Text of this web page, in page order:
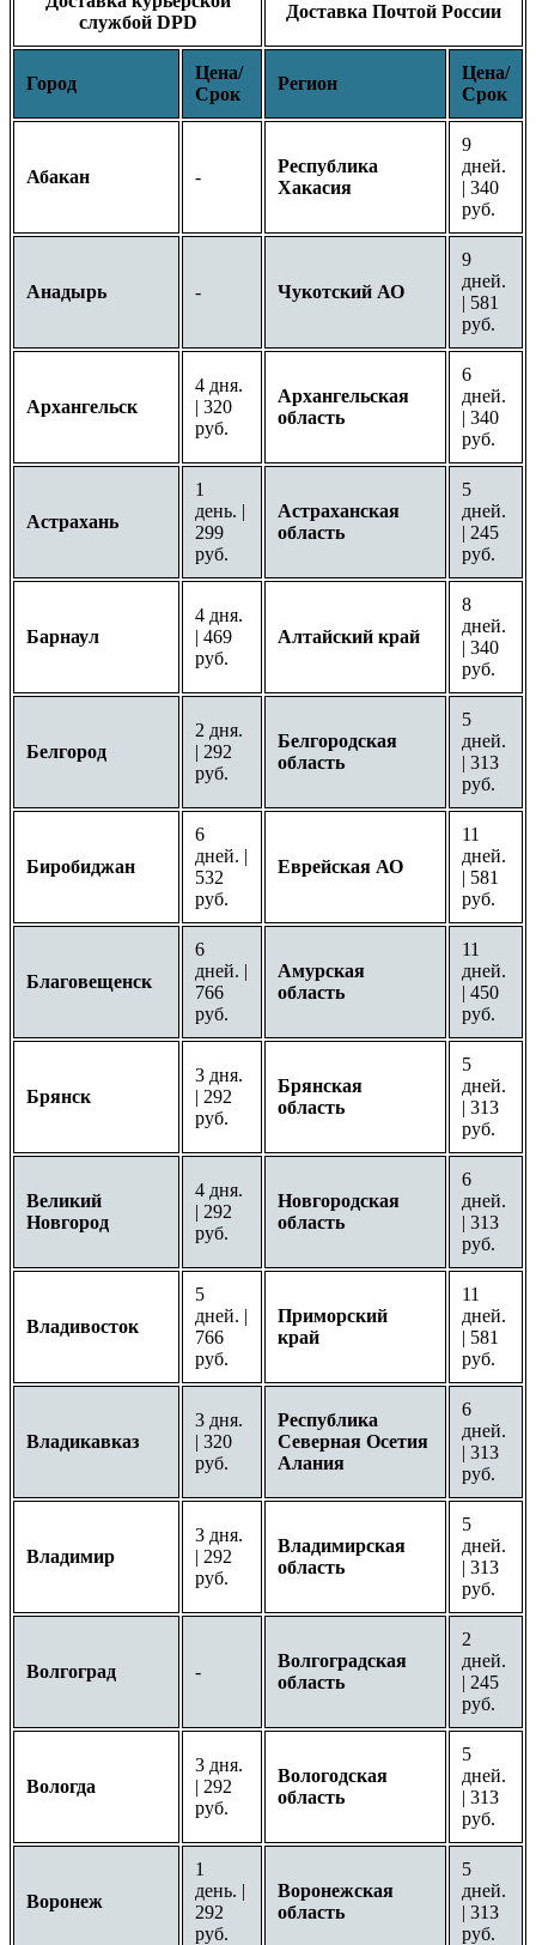
службой DPD
Доставка Почтой России
Город
Цена/
Срок
Регион
Цена/
Срок
Абакан -
Республика
Хакасия
9
дней.
| 340
руб.
Анадырь - Чукотский АО
9
дней.
| 581
руб.
Архангельск
4 дня.
| 320
руб.
Архангельская
область
6
дней.
| 340
руб.
Астрахань
1
день. |
299
руб.
Астраханская
область
5
дней.
| 245
руб.
Барнаул
4 дня.
| 469
руб.
Алтайский край
8
дней.
| 340
руб.
Белгород
2 дня.
| 292
руб.
Белгородская
область
5
дней.
| 313
руб.
Биробиджан
6
дней. |
532
руб.
Еврейская АО
11
дней.
| 581
руб.
Благовещенск
6
дней. |
766
руб.
Амурская
область
11
дней.
| 450
руб.
Брянск
3 дня.
| 292
руб.
Брянская
область
5
дней.
| 313
руб.
Великий
Новгород
4 дня.
| 292
руб.
Новгородская
область
6
дней.
| 313
руб.
Владивосток
5
дней. |
766
руб.
Приморский
край
11
дней.
| 581
руб.
Владикавказ
3 дня.
| 320
руб.
Республика
Северная Осетия
Алания
6
дней.
| 313
руб.
Владимир
3 дня.
| 292
руб.
Владимирская
область
5
дней.
| 313
руб.
Волгоград -
Волгоградская
область
2
дней.
| 245
руб.
Вологда
3 дня.
| 292
руб.
Вологодская
область
5
дней.
| 313
руб.
Воронеж
1
день. |
292
руб.
Воронежская
область
5
дней.
| 313
руб.